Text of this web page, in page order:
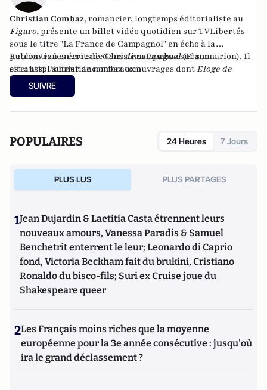
Christian Combaz, romancier, longtemps éditorialiste au
Figaro,présente un billet vidéo quotidien sur TVLibertés
sous le titre "La France de Campagnol" en écho à la
publication en 2012 deGens de campagnol(Flammarion). Il
est aussi l'auteur denombreux ouvrages dont Eloge de
l'âge
(4 éditions). En avril 2017 au moment de signer le
service de presse de son dernier livre
Il reparaît en version papier, augmentée de plusieurs
Retrouvez les écrits de Christian Combaz sur son
site:http://christiancombaz.com
SUIVRE
POPULAIRES 24 Heures 7 Jours
PLUS LUS PLUS PARTAGES
1Jean Dujardin & Laetitia Casta étrennent leurs
nouveaux amours, Vanessa Paradis & Samuel
Benchetrit enterrent le leur; Leonardo di Caprio
fond, Victoria Beckham fait du brukini, Cristiano
Ronaldo du bisco-fils; Suri ex Cruise joue du
Shakespeare queer
2Les Français moins riches que la moyenne
européenne pour la 3e année consécutive : jusqu'où
ira le grand déclassement ?